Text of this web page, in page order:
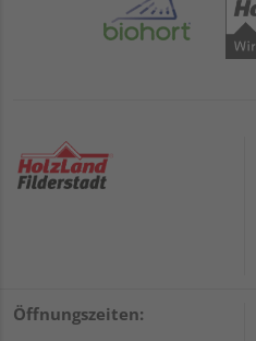
Öffnungszeiten: